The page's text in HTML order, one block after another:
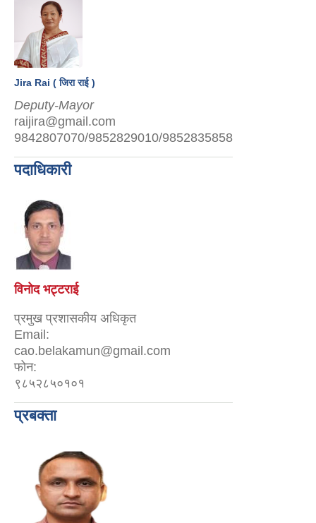
Jira Rai ( जिरा राई )
Deputy-Mayor
raijira@gmail.com
9842807070/9852829010/9852835858
पदाधिकारी
विनोद भट्टराई
प्रमुख प्रशासकीय अधिकृत
Email:
cao.belakamun@gmail.com
फोन:
९८५२८५०१०१
प्रबक्ता